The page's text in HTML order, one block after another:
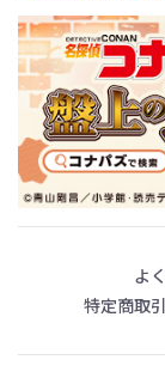
よ
特定商取